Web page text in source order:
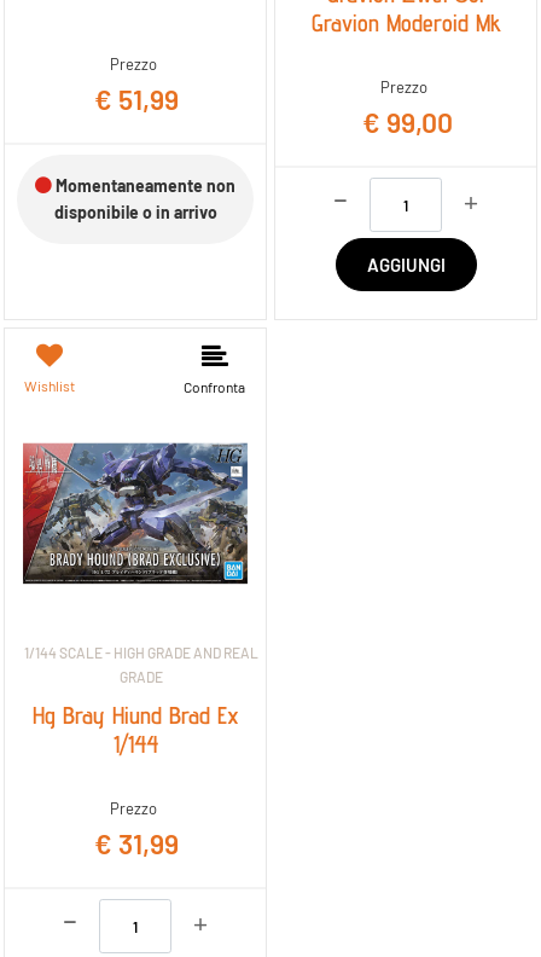
Prezzo
€ 51,99
Momentaneamente non
disponibile o in arrivo
Gravion Moderoid Mk
Prezzo
€ 99,00
AGGIUNGI
Wishlist Confronta
1/144 SCALE - HIGH GRADE AND REAL
GRADE
Hg Bray Hiund Brad Ex
1/144
Prezzo
€ 31,99